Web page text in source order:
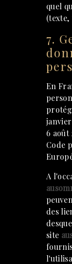
quel
7.
En
janvier
6 août
Code
A
des
site